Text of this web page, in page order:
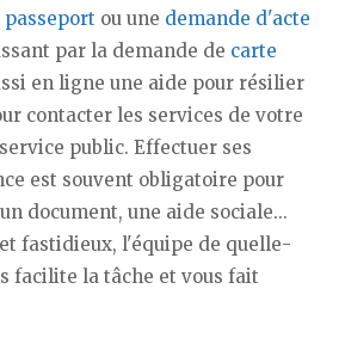
ou une demande d'acte
par la demande de carte
en ligne une aide pour résilier
contacter les services de votre
public. Effectuer ses
est souvent obligatoire pour
document, une aide sociale...
fastidieux, l'équipe de quelle-
facilite la tâche et vous fait